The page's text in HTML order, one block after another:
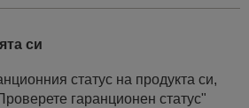
си
статус на продукта си,
гаранционен статус"